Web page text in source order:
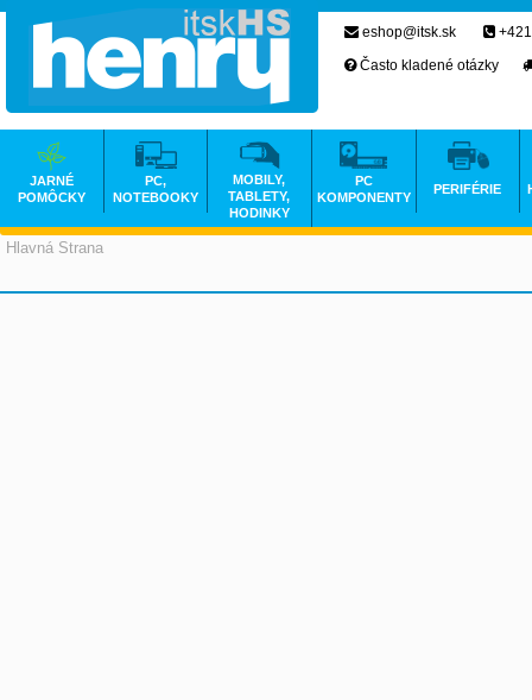
Hlavná Strana
eshop@itsk.sk
Často kladené otázky
JARNÉ
POMÔCKY
PC,
NOTEBOOKY
MOBILY,
TABLETY,
HODINKY
PC
KOMPONENTY
PERIFÉRIE